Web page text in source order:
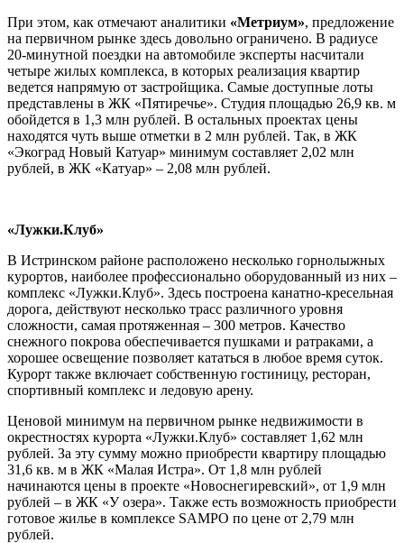
При этом, как отмечают аналитики «Метриум», предложение
на первичном рынке здесь довольно ограничено. В радиусе
20-минутной поездки на автомобиле эксперты насчитали
четыре жилых комплекса, в которых реализация квартир
ведется напрямую от застройщика. Самые доступные лоты
представлены в ЖК «Пятиречье». Студия площадью 26,9 кв. м
обойдется в 1,3 млн рублей. В остальных проектах цены
находятся чуть выше отметки в 2 млн рублей. Так, в ЖК
«Экоград Новый Катуар» минимум составляет 2,02 млн
рублей, в ЖК «Катуар» – 2,08 млн рублей.
«Лужки.Клуб»
В Истринском районе расположено несколько горнолыжных
курортов, наиболее профессионально оборудованный из них –
комплекс «Лужки.Клуб». Здесь построена канатно-кресельная
дорога, действуют несколько трасс различного уровня
сложности, самая протяженная – 300 метров. Качество
снежного покрова обеспечивается пушками и ратраками, а
хорошее освещение позволяет кататься в любое время суток.
Курорт также включает собственную гостиницу, ресторан,
спортивный комплекс и ледовую арену.
Ценовой минимум на первичном рынке недвижимости в
окрестностях курорта «Лужки.Клуб» составляет 1,62 млн
рублей. За эту сумму можно приобрести квартиру площадью
31,6 кв. м в ЖК «Малая Истра». От 1,8 млн рублей
начинаются цены в проекте «Новоснегиревский», от 1,9 млн
рублей – в ЖК «У озера». Также есть возможность приобрести
готовое жилье в комплексе SAMPO по цене от 2,79 млн
рублей.